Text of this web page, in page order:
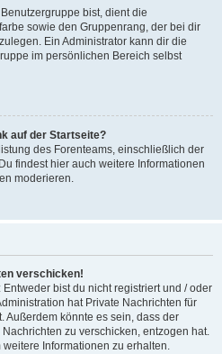
bist, dient die
sowie den Gruppenrang, der bei dir
Ein Administrator kann dir die
im persönlichen Bereich selbst
auf der Startseite?
des Forenteams, einschließlich der
findest hier auch weitere Informationen
moderieren.
verschicken!
bist du nicht registriert und / oder
hat Private Nachrichten für
Außerdem könnte es sein, dass der
zu verschicken, entzogen hat.
weitere Informationen zu erhalten.